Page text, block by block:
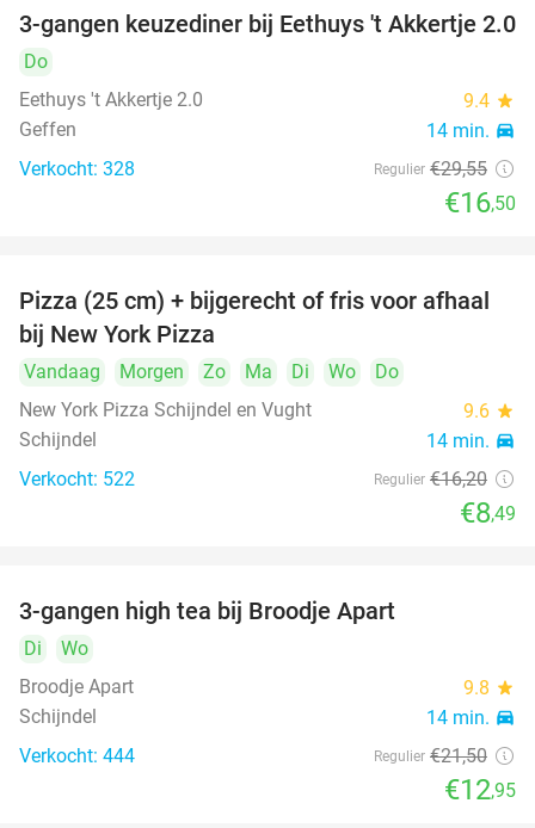
44%
3-gangen keuzediner bij Eethuys 't Akkertje 2.0
Do
Eethuys 't Akkertje 2.0
9.4 star
Geffen 14 min. directions_car
Verkocht: 328 Regulier €29,55
€16,50
48%
Pizza (25 cm) + bijgerecht of fris voor afhaal
bij New York Pizza
Vandaag Morgen Zo Ma Di Wo
Do
New York Pizza Schijndel en Vught
9.6 star
Schijndel 14 min. directions_car
Verkocht: 522 Regulier €16,20
€8,49
3-gangen high tea bij Broodje Apart
Di
Wo
Broodje Apart
9.8 star
Schijndel 14 min. directions_car
Verkocht: 444 Regulier €21,50
€12,95